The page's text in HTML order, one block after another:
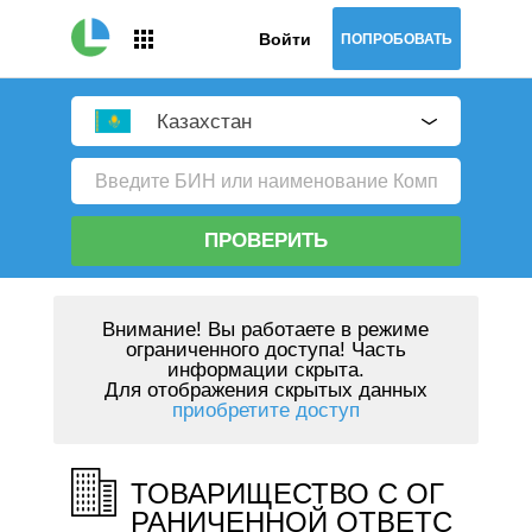
Войти ПОПРОБОВАТЬ
Казахстан
ПРОВЕРИТЬ
Внимание! Вы работаете в режиме
ограниченного доступа! Часть
информации скрыта.
Для отображения скрытых данных
приобретите доступ
ТОВАРИЩЕСТВО С ОГ
РАНИЧЕННОЙ ОТВЕТС